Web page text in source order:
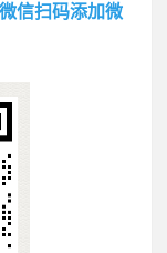
信扫码添加微